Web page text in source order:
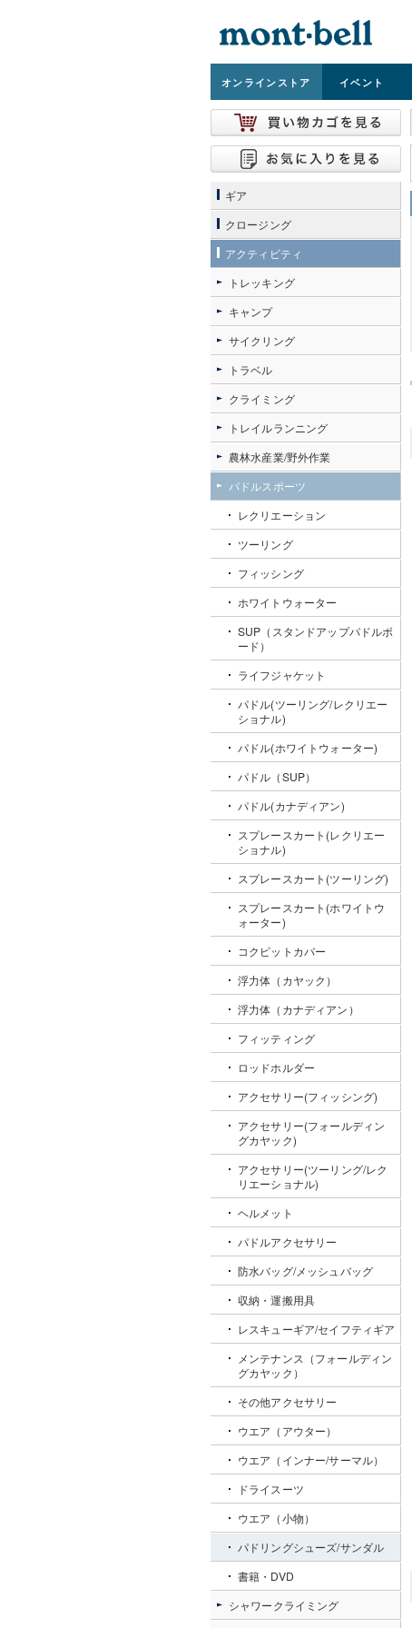
オンラインストア イベント
ギア
クロージング
アクティビティ
トレッキング
キャンプ
サイクリング
トラベル
クライミング
トレイルランニング
農林水産業/野外作業
パドルスポーツ
レクリエーション
ツーリング
フィッシング
ホワイトウォーター
SUP（スタンドアップパドルボ
ード）
ライフジャケット
パドル(ツーリング/レクリエー
ショナル)
パドル(ホワイトウォーター)
パドル（SUP）
パドル(カナディアン)
スプレースカート(レクリエー
ショナル)
スプレースカート(ツーリング)
スプレースカート(ホワイトウ
ォーター)
コクピットカバー
浮力体（カヤック）
浮力体（カナディアン）
フィッティング
ロッドホルダー
アクセサリー(フィッシング)
アクセサリー(フォールディン
グカヤック)
アクセサリー(ツーリング/レク
リエーショナル)
ヘルメット
パドルアクセサリー
防水バッグ/メッシュバッグ
収納・運搬用具
レスキューギア/セイフティギア
メンテナンス（フォールディン
グカヤック）
その他アクセサリー
ウエア（アウター）
ウエア（インナー/サーマル）
ドライスーツ
ウエア（小物）
パドリングシューズ/サンダル
書籍・DVD
シャワークライミング